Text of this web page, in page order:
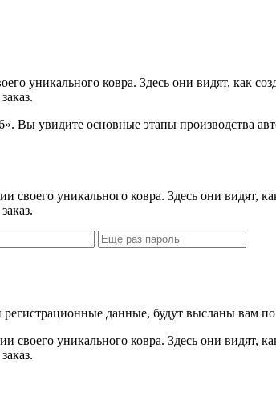
уникального ковра. Здесь они видят, как
Вы увидите основные этапы производства
уникального ковра. Здесь они видят,
данные, будут высланы вам
уникального ковра. Здесь они видят,